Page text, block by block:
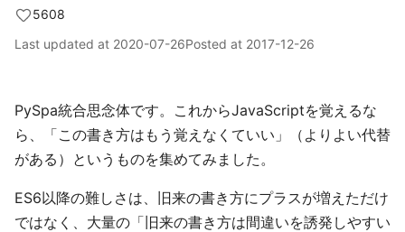
5608
Last updated at 2020-07-26Posted at 2017-12-26
PySpa統合思念体です。これからJavaScriptを覚えるな
ら、「この書き方はもう覚えなくていい」（よりよい代替
がある）というものを集めてみました。
ES6以降の難しさは、旧来の書き方にプラスが増えただけ
ではなく、大量の「旧来の書き方は間違いを誘発しやすい